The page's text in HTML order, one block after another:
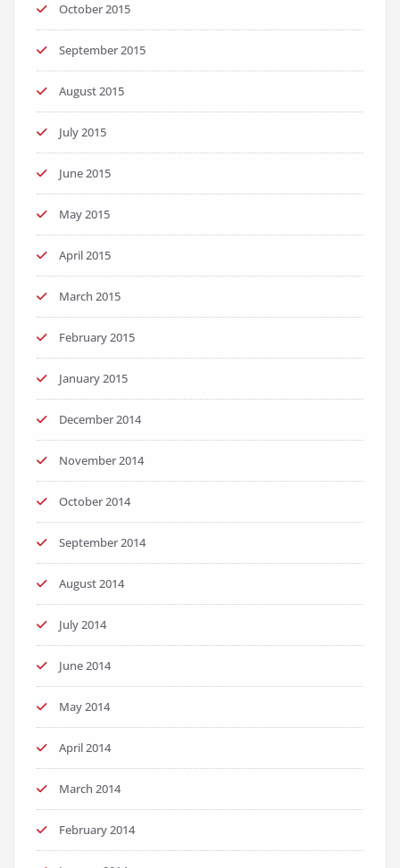
October 2015
September 2015
August 2015
July 2015
June 2015
May 2015
April 2015
March 2015
February 2015
January 2015
December 2014
November 2014
October 2014
September 2014
August 2014
July 2014
June 2014
May 2014
April 2014
March 2014
February 2014